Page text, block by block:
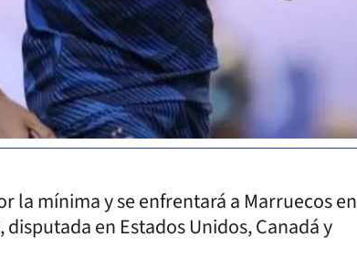
la mínima y se enfrentará a Marruecos en
en Estados Unidos, Canadá y